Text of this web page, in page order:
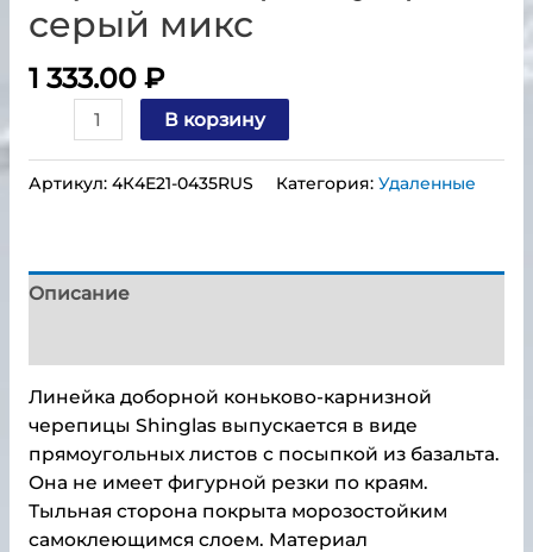
серый микс
1 333.00 ₽
В корзину
Артикул: 4К4Е21-0435RUS Категория: Удаленные
Описание
Линейка доборной коньково-карнизной
черепицы Shinglas выпускается в виде
прямоугольных листов с посыпкой из базальта.
Она не имеет фигурной резки по краям.
Тыльная сторона покрыта морозостойким
самоклеющимся слоем. Материал